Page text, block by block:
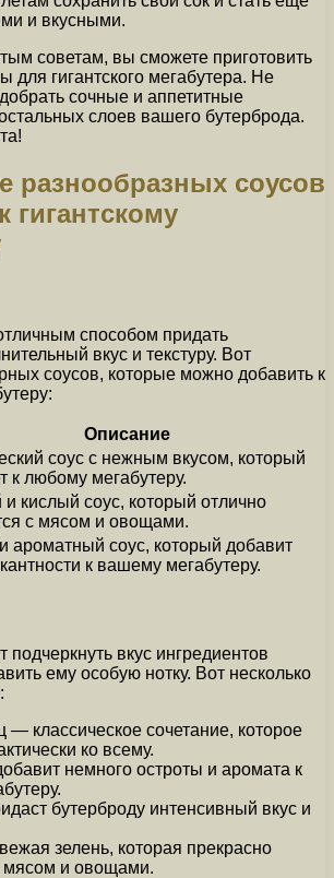
и вкусными.
советам, вы сможете приготовить
для гигантского мегабутера. Не
сочные и аппетитные
слоев вашего бутерброда.
разнообразных соусов
гигантскому
способом придать
вкус и текстуру. Вот
соусов, которые можно добавить к
Описание
соус с нежным вкусом, который
к любому мегабутеру.
кислый соус, который отлично
с мясом и овощами.
ароматный соус, который добавит
к вашему мегабутеру.
вкус ингредиентов
ему особую нотку. Вот несколько
— классическое сочетание, которое
ко всему.
немного остроты и аромата к
бутерброду интенсивный вкус и
зелень, которая прекрасно
мясом и овощами.